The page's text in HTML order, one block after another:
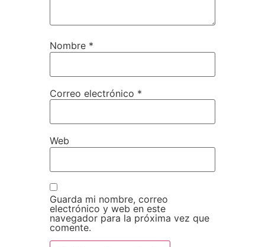
Nombre *
Correo electrónico *
Web
Guarda mi nombre, correo
electrónico y web en este
navegador para la próxima vez que
comente.